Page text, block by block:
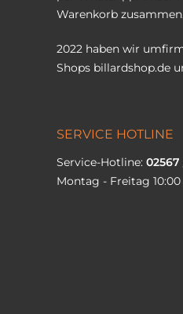
Warenkorb zusammen.
2022 haben wir
Shops billardshop.de
SERVICE HOTLINE
Service-Hotline: 02567
Montag - Freitag 10:00